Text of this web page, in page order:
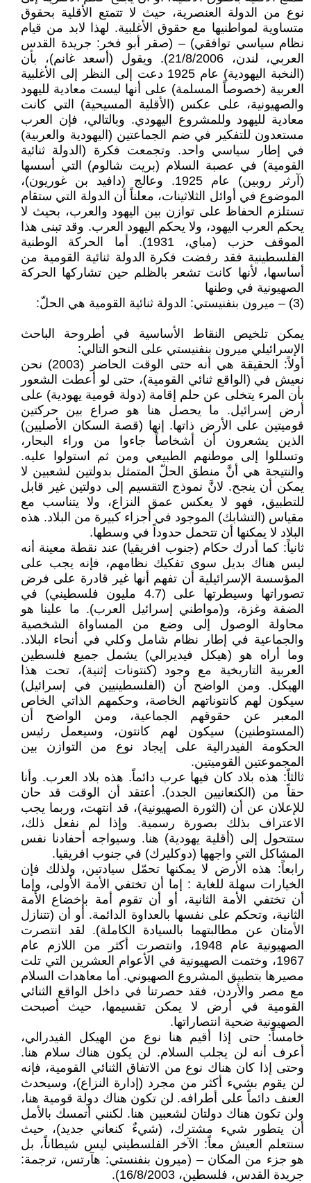
نوع من الدولة العنصرية، حيث لا تتمتع الأقلية بحقوق
متساوية لمواطنيها مع حقوق الأغلبية. لهذا لابد من قيام
نظام سياسي توافقي) – (صقر أبو فخر: جريدة القدس
العربي، لندن، 21/8/2006). ويقول (أسعد غانم)، بأن
(النخبة اليهودية) عام 1925 دعت إلى النظر إلى الأغلبية
العربية (خصوصاً المسلمة) على أنها ليست معادية لليهود
والصهيونية، على عكس (الأقلية المسيحية) التي كانت
معادية لليهود وللمشروع اليهودي. وبالتالي، فإن العرب
مستعدون للتفكير في ضم الجماعتين (اليهودية والعربية)
في إطار سياسي واحد. وتجمعت فكرة (الدولة ثنائية
القومية) في عصبة السلام (بريت شالوم) التي أسسها
(آرثر روبين) عام 1925. وعالج (دافيد بن غوريون)،
الموضوع في أوائل الثلاثينات، معلناً أن الدولة التي ستقام
تستلزم الحفاظ على توازن بين اليهود والعرب، بحيث لا
يحكم العرب اليهود، ولا يحكم اليهود العرب. وقد تبنى هذا
الموقف حزب (مباي، 1931). أما الحركة الوطنية
الفلسطينية فقد رفضت فكرة الدولة ثنائية القومية من
أساسها، لأنها كانت تشعر بالظلم حين تشاركها الحركة
الصهيونية في وطنها
(3) – ميرون بنفنيستي: الدولة ثنائية القومية هي الحلّ:
يمكن تلخيص النقاط الأساسية في أطروحة الباحث
الإسرائيلي ميرون بنفنيستي على النحو التالي:
أولاً: الحقيقة هي أنه حتى الوقت الحاضر (2003) نحن
نعيش في (الواقع ثنائي القومية)، حتى لو أعطت الشعور
بأن المرء يتخلى عن حلم إقامة (دولة قومية يهودية) على
أرض إسرائيل. ما يحصل هنا هو صراع بين حركتين
قوميتين على الأرض ذاتها. إنها (قصة السكان الأصليين)
الذين يشعرون أن أشخاصاً جاءوا من وراء البحار،
وتسللوا إلى موطنهم الطبيعي ومن ثم استولوا عليه.
والنتيجة هي أنَّ منطق الحلّ المتمثل بدولتين لشعبين لا
يمكن أن ينجح. لانَّ نموذج التقسيم إلى دولتين غير قابل
للتطبيق، فهو لا يعكس عمق النزاع، ولا يتناسب مع
مقياس (التشابك) الموجود في أجزاء كبيرة من البلاد. هذه
البلاد لا يمكنها أن تتحمل حدوداً في وسطها.
ثانياً: كما أدرك حكام (جنوب افريقيا) عند نقطة معينة أنه
ليس هناك بديل سوى تفكيك نظامهم، فإنه يجب على
المؤسسة الإسرائيلية أن تفهم أنها غير قادرة على فرض
تصوراتها وسيطرتها على (4.7 مليون فلسطيني) في
الضفة وغزة، و(مواطني إسرائيل العرب). ما علينا هو
محاولة الوصول إلى وضع من المساواة الشخصية
والجماعية في إطار نظام شامل وكلي في أنحاء البلاد.
وما أراه هو (هيكل فيديرالي) يشمل جميع فلسطين
العربية التاريخية مع وجود (كنتونات إثنية)، تحت هذا
الهيكل. ومن الواضح أن (الفلسطينيين في إسرائيل)
سيكون لهم كانتوناتهم الخاصة، وحكمهم الذاتي الخاص
المعبر عن حقوقهم الجماعية، ومن الواضح أن
(المستوطنين) سيكون لهم كانتون، وسيعمل رئيس
الحكومة الفيدرالية على إيجاد نوع من التوازن بين
المجموعتين القوميتين.
ثالثاً: هذه بلاد كان فيها عرب دائماً. هذه بلاد العرب. وأنا
حقاً من (الكنعانيين الجدد). أعتقد أن الوقت قد حان
للإعلان عن أن (الثورة الصهيونية)، قد انتهت، وربما يجب
الاعتراف بذلك بصورة رسمية. وإذا لم نفعل ذلك،
ستتحول إلى (أقلية يهودية) هنا. وسيواجه أحفادنا نفس
المشاكل التي واجهها (دوكليرك) في جنوب افريقيا.
رابعاً: هذه الأرض لا يمكنها تحمّل سيادتين، ولذلك فإن
الخيارات سهلة للغاية : إما أن تختفي الأمة الأولى، وإما
أن تختفي الأمة الثانية، أو أن تقوم أمة بإخضاع الأمة
الثانية، وتحكم على نفسها بالعداوة الدائمة. أو أن (تتنازل
الأمتان عن مطالبتهما بالسيادة الكاملة). لقد انتصرت
الصهيونية عام 1948، وانتصرت أكثر من اللازم عام
1967، وختمت الصهيونية في الأعوام العشرين التي تلت
مصيرها بتطبيق المشروع الصهيوني. أما معاهدات السلام
مع مصر والأردن، فقد حصرتنا في داخل الواقع الثنائي
القومية في أرض لا يمكن تقسيمها، حيث أصبحت
الصهيونية ضحية انتصاراتها.
خامساً: حتى إذا أقيم هنا نوع من الهيكل الفيدرالي،
أعرف أنه لن يجلب السلام. لن يكون هناك سلام هنا.
وحتى إذا كان هناك نوع من الاتفاق الثنائي القومية، فإنه
لن يقوم بشيء أكثر من مجرد (إدارة النزاع)، وسيحدث
العنف دائماً على أطرافه. لن تكون هناك دولة قومية هنا،
ولن تكون هناك دولتان لشعبين هنا. لكنني أتمسك بالأمل
أن يتطور شيء مشترك، (شيءٌ كنعاني جديد)، حيث
سنتعلم العيش معاً: الآخر الفلسطيني ليس شيطاناً، بل
هو جزء من المكان – (ميرون بنفنستي: هآرتس، ترجمة:
جريدة القدس، فلسطين، 16/8/2003).